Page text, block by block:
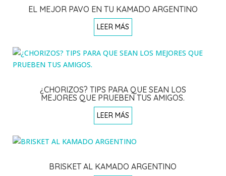
EL MEJOR PAVO EN TU KAMADO ARGENTINO
LEER MÁS
¿CHORIZOS? TIPS PARA QUE SEAN LOS
MEJORES QUE PRUEBEN TUS AMIGOS.
LEER MÁS
BRISKET AL KAMADO ARGENTINO